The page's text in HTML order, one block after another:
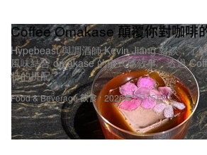
Food & Beverage 飲食
Coffee Omakase 顛覆你對咖啡
Hypebeast 與調酒師 Kevin Jiang 對談，了
風味結合 omakase 的儀式感敘事，透過
特的拼配。
2026年7月15日